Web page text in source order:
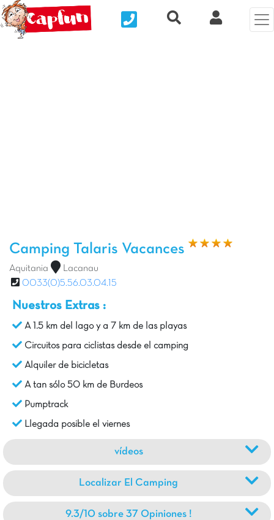
Nous contacterRecherche rapide
Mi
Camping Talaris Vacances
Aquitania
Lacanau
0033(0)5.56.03.04.15
Nuestros Extras :
A 1.5 km del lago y a 7 km de las playas
Circuitos para ciclistas desde el camping
Alquiler de bicicletas
A tan sólo 50 km de Burdeos
Pumptrack
Llegada posible el viernes
vídeos
Localizar El Camping
9.3/10 sobre 37 Opiniones !